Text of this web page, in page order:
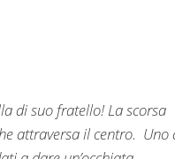
di suo fratello! La scorsa
attraversa il centro. Uno